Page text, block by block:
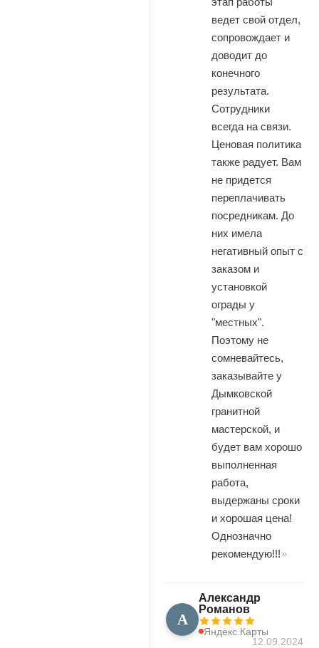
ведет свой отдел,
сопровождает и
доводит до
конечного
результата.
Сотрудники
всегда на связи.
Ценовая политика
также радует. Вам
не придется
переплачивать
посредникам. До
них имела
негативный опыт с
заказом и
установкой
ограды у
"местных".
Поэтому не
сомневайтесь,
заказывайте у
Дымковской
гранитной
мастерской, и
будет вам хорошо
выполненная
работа,
выдержаны сроки
и хорошая цена!
Однозначно
рекомендую!!!
А
Александр
Романов
Яндекс.Карты
12.09.2024